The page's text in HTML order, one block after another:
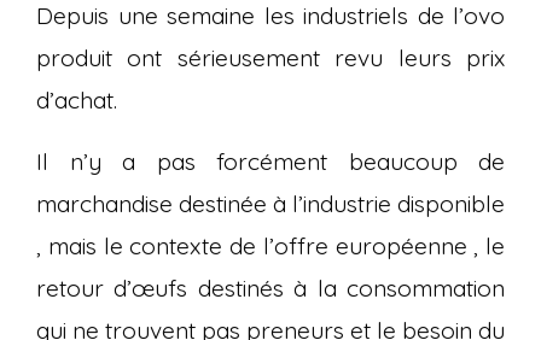
Depuis une semaine les industriels de l’ovo
produit ont sérieusement revu leurs prix
d’achat.
Il n’y a pas forcément beaucoup de
marchandise destinée à l’industrie disponible
, mais le contexte de l’offre européenne , le
retour d’œufs destinés à la consommation
qui ne trouvent pas preneurs et le besoin du